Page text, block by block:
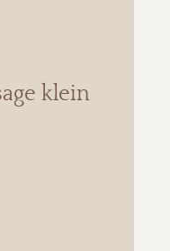
klein